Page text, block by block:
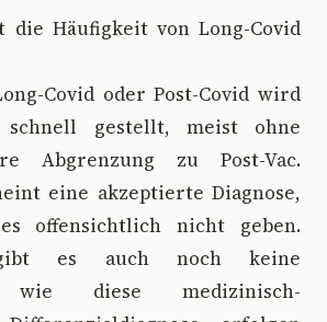
die Häufigkeit von Long-Covid
Covid oder Post-Covid wird
gestellt, meist ohne
Abgrenzung zu Post-Vac.
eine akzeptierte Diagnose,
offensichtlich nicht geben.
gibt es auch noch keine
wie diese medizinisch-